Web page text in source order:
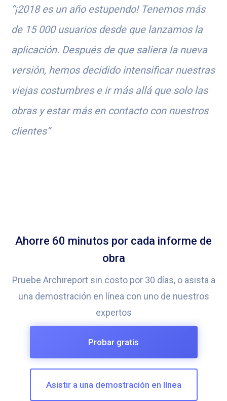
“¡2018 es un año estupendo! Tenemos más
de 15 000 usuarios desde que lanzamos la
aplicación. Después de que saliera la nueva
versión, hemos decidido intensificar nuestras
viejas costumbres e ir más allá que solo las
obras y estar más en contacto con nuestros
clientes”
Ahorre 60 minutos por cada informe de
obra
Pruebe Archireport sin costo por 30 días, o asista a
una demostración en línea con uno de nuestros
expertos
Probar gratis
Asistir a una demostración en línea